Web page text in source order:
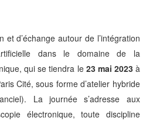
et d’échange autour de l’intégration
dans le domaine de la
qui se tiendra le 23 mai 2023à
Cité, sous forme d’atelier hybride
La journée s’adresse aux
électronique, toute discipline